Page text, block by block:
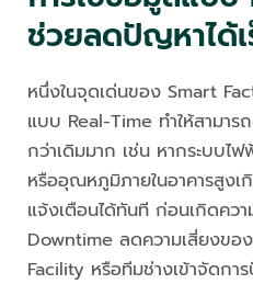
ช่วยลดปัญหาได้เ
หนึ่งในจุดเด่นของ Smart
แบบ Real-Time ทำให้สามา
กว่าเดิมมาก เช่น หากระบบไ
หรืออุณหภูมิภายในอาคารสูงเ
แจ้งเตือนได้ทันที ก่อนเกิดคว
Downtime ลดความเสี่ยงขอ
Facility หรือทีมช่างเข้าจัดกา